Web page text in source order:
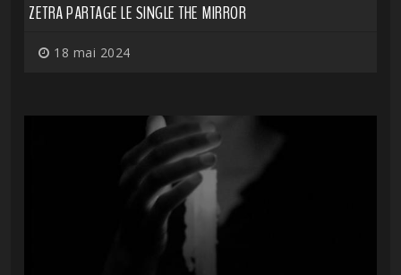
ZETRA PARTAGE LE SINGLE THE MIRROR
18 mai 2024